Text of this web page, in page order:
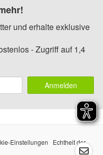
und erhalte exklusive
- Zugriff auf 1,4
Anmelden
Einstellungen
Echtheit der